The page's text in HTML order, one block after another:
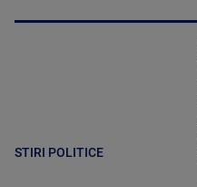
STIRI POLITICE